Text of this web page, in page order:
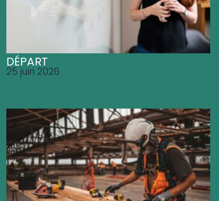
DÉPART
25 juin 2026